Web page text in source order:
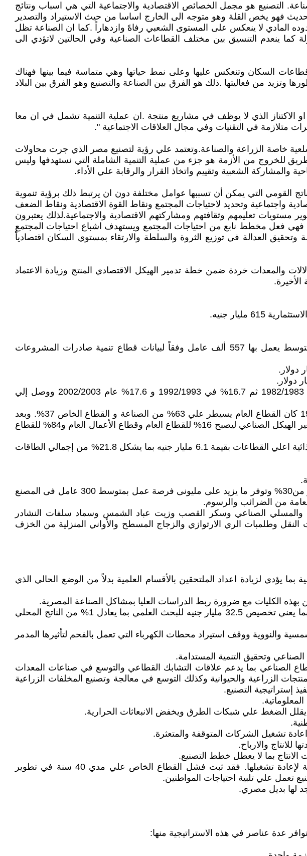
التصنيع هو مجمل الخصائص الاقتصادية والاجتماعية التي هي اسباب ونتائج
فهو يخص القلة وهو متوجه الى الخارج اساسا من حيث الاستيراد والتصدير
المادي لا ينعكس على المستوى الشعبي رفاهً وازدهاراً .كما ان الصناعة تظل
كما ينعدم التنسيق بين مختلف القطاعات الصناعية وفي الحالتين لاتؤدي الى
السكان وتنعكس عليها وعلى نمط حياتها وهي متماسة فيما بينها فهناك
وتزيد من فعاليتها .ذلك هو الفرق بين الصناعة والتصنيع وهو الفرق بين البلاد
الاكتناز الذي لا يوظف في مشاريع منتجة .ان عملية التنمية تشمل في ان معا
متلازمة في التقنيات وفي مجال العلاقات الاجتماعية ".
خاصة الزراعة والصناعة.وتعتمد علي رؤية لتصنيع مصر الذي جرت محاولات
للخروج من الأزمة هو جزء من عملية التنمية الشاملة التي نستهدفها وليس
والمشاركة الشعبية وتقييم واتخاذ القرار والرقابة علي الأداء.
القومي التي يمكن أن تسببها عوامل مختلفة دون ان يرتبط ذلك برؤية تنموية
واجتماعية وتحديد لاحتياجات المجتمع ونقاط القوة الاقتصادية ونقاط الضعف
مستويات تعليمهم وثقافتهم ومشاركتهم الاقتصادية والاجتماعية.لذلك يعتبرون
فهي فعل مخطط نابع من احتياجات المجتمع ويستهدف اشباع احتياجات المجتمع
وتحقيق العدالة في توزيع الثروة والسلطة والارتقاء بمستوي السكان اقتصادياً
والمعدات خردة ضمن خطة تدمير الهيكل الاقتصادي المنتج وزيادة الاعتماد
- يوجد في مصر 397.8 ألف مصنع صغير يعمل بها أكثر من 852 ألف عامل و 67.7 ألف مصنع متوسط يعمل بها 557 ألف عامل وفقاً لبيانات قطاع تنمية صادرات المشروعات
- كان الانتاج الصناعي يشكل 17.5% من الناتج المحلي الاجمالي عام 1975 انخفض الي 13% عام 1982/1983 ثم 16.7% في 1992/1993 و 17.6% عام 2002/2003 ووصل إلي
- لكن حدث علي مدي سنوات التحول الرأسمالي تغير كبير في هيكل الانتاج الصناعي.عام 1982/1983 كان القطاع العام يسيطر علي 63% من الصناعة و القطاع الخاص 37%. وبعد
استكمال خطط بيع مصانع القطاع العام وجلب الشركات الدولية واطلاق يد القطاع الخاص وحمايته تغير الهيكل الصناعي ليصبح 16% للقطاع العام وقطاع الأعمال العام و84% للقطاع
- بلغت قيمة الطاقات العاطلة بالقطاع الصناعي 28 مليار جنيه عام 2012 وشكل قطاع الصناعات الغذائية اعلي القطاعات بقيمة 6.1 مليار جنيه بما يشكل 21.8% من إجمالي الطاقات
- اعتبر رجال الصناعة أن المشروعات المتوقفة فقط كان من الممكن ان تزيد فاتورة الصادرات باكثر من30% وتوفر ما يزيد على مليونى فرصة عمل بمتوسط 300 عامل فى المصنع
والمسلي الصناعي وسكر القصب وزيت عباد الشمس وسماد سلفات النشادر
وطلمبات الري الارتوازي والزجاج المسطح والأواني المنزلية من الخزف
يؤدي لزيادة اعداد الملتحقين بالأقسام العلمية بدلاً من الوضع الحالي الذي
بهذه الكليات مع ضرورة ربط الدراسات العليا بمشاكل الصناعة المصرية.
- زيادة الانفاق علي البحث العلمي وربط المراكز البحثية والجامعات بالمصانع والصناعات المختلفة وبما يعني تخصيص 32.5 مليار جنيه للبحث العلمي بما يعادل 1% من الناتج المحلي
والنووية ووقف استيراد محطات الكهرباء التي تعمل بالفحم لتأثيرها المدمر
وتحقيق التنمية المستدامة.
الصناعي بما يدعم علاقات التشابك القطاعي والتوسع في صناعات المعدات
الزراعية والحيوانية وكذلك التوسع في معالجة وتصنيع المخلفات الزراعية
إستراتيجية التصنيع.
يقلل الضغط علي شبكات الطرق ويخفض الانبعاثات الحرارية.
تشغيل الشركات المتوقفة والمتعثرة.
للانتاج والارباح.
الانتاج بما لا يعطل خطط التصنيع.
- عودة الدولة لقيادة استراتيجية التصنيع ووقف خصخصة المصانع القائمة وضخ الاستثمارات اللازمة لإعادة تشغيلها. فقد ثبت فشل القطاع الخاص علي مدي 40 سنة في تطوير
تعمل علي تلبية احتياجات المواطنين.
لها بديل مصري.
عدة عناصر في هذه الاستراتيجية منها: